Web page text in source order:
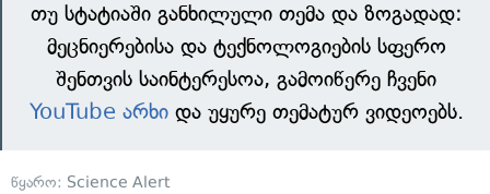
თუ სტატიაში განხილული თემა და ზოგადად:
მეცნიერებისა და ტექნოლოგიების სფერო
შენთვის საინტერესოა, გამოიწერე ჩვენი
YouTube არხიდა უყურე თემატურ ვიდეოებს.
წყარო: Science Alert